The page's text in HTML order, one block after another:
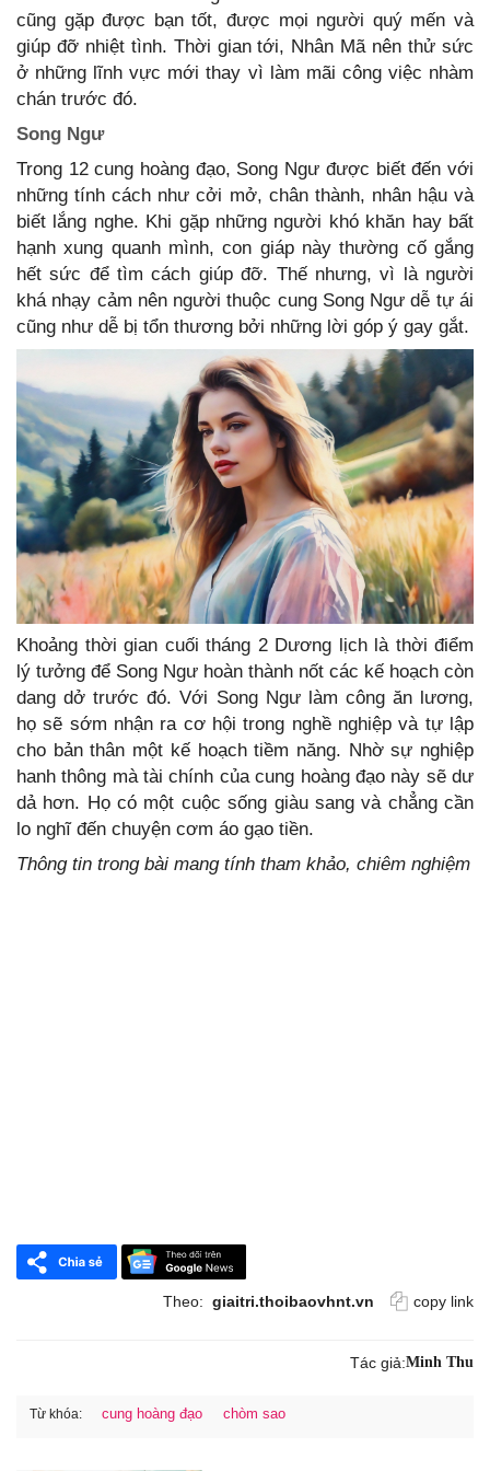
cũng gặp được bạn tốt, được mọi người quý mến và
giúp đỡ nhiệt tình. Thời gian tới, Nhân Mã nên thử sức
ở những lĩnh vực mới thay vì làm mãi công việc nhàm
chán trước đó.
Song Ngư
Trong 12 cung hoàng đạo, Song Ngư được biết đến với
những tính cách như cởi mở, chân thành, nhân hậu và
biết lắng nghe. Khi gặp những người khó khăn hay bất
hạnh xung quanh mình, con giáp này thường cố gắng
hết sức để tìm cách giúp đỡ. Thế nhưng, vì là người
khá nhạy cảm nên người thuộc cung Song Ngư dễ tự ái
cũng như dễ bị tổn thương bởi những lời góp ý gay gắt.
Khoảng thời gian cuối tháng 2 Dương lịch là thời điểm
lý tưởng để Song Ngư hoàn thành nốt các kế hoạch còn
dang dở trước đó. Với Song Ngư làm công ăn lương,
họ sẽ sớm nhận ra cơ hội trong nghề nghiệp và tự lập
cho bản thân một kế hoạch tiềm năng. Nhờ sự nghiệp
hanh thông mà tài chính của cung hoàng đạo này sẽ dư
dả hơn. Họ có một cuộc sống giàu sang và chẳng cần
lo nghĩ đến chuyện cơm áo gạo tiền.
Thông tin trong bài mang tính tham khảo, chiêm nghiệm
Theo: giaitri.thoibaovhnt.vn copy link
Tác giả:Minh Thu
Từ khóa: cung hoàng đạo chòm sao